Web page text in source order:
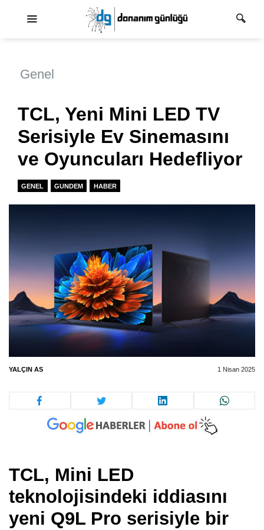
Genel
TCL, Yeni Mini LED TV
Serisiyle Ev Sinemasını
ve Oyuncuları Hedefliyor
GENEL GUNDEM HABER
YALÇIN AS 1 Nisan 2025
TCL, Mini LED
teknolojisindeki iddiasını
yeni Q9L Pro serisiyle bir